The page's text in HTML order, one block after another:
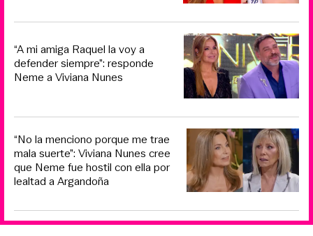
“A mi amiga Raquel la voy a
defender siempre”: responde
Neme a Viviana Nunes
“No la menciono porque me trae
mala suerte”: Viviana Nunes cree
que Neme fue hostil con ella por
lealtad a Argandoña